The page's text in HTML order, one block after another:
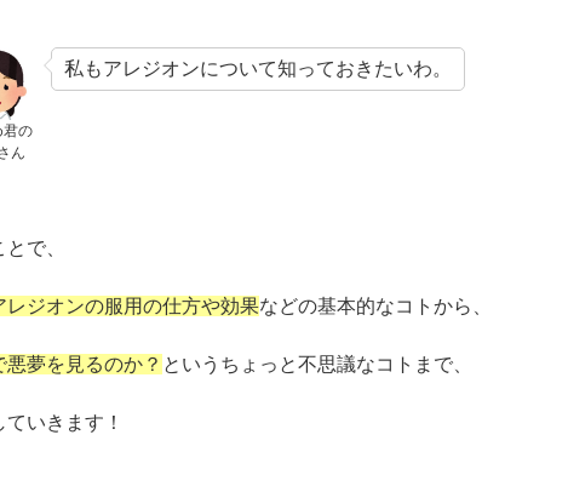
君の
ん
私もアレジオンについて知っておきたいわ。
で、
レジオンの服用の仕方や効果などの基本的なコトから、
悪夢を見るのか？ というちょっと不思議なコトまで、
いきます！